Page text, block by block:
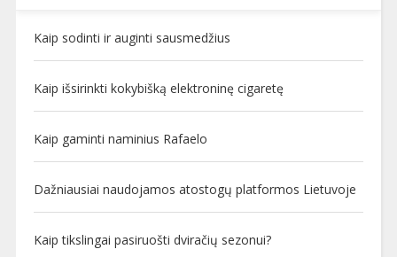
Kaip sodinti ir auginti sausmedžius
Kaip išsirinkti kokybišką elektroninę cigaretę
Kaip gaminti naminius Rafaelo
Dažniausiai naudojamos atostogų platformos Lietuvoje
Kaip tikslingai pasiruošti dviračių sezonui?